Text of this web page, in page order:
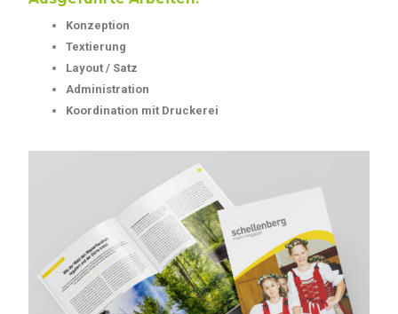
Konzeption
Textierung
Layout / Satz
Administration
Koordination mit Druckerei